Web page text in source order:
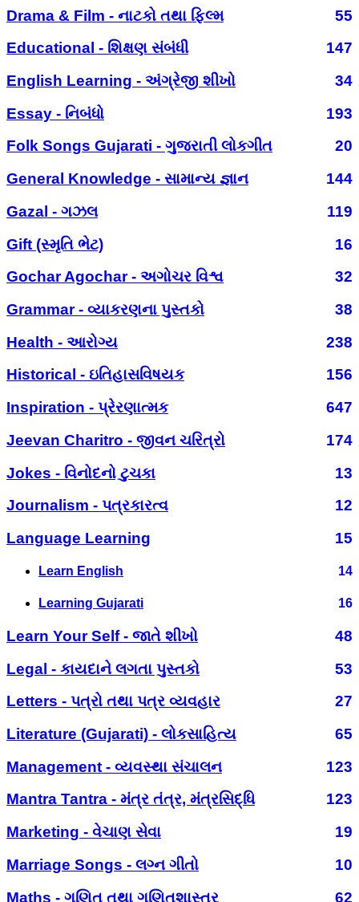
Drama & Film - નાટકો તથા ફિલ્મ
55
Educational - શિક્ષણ સંબંધી
147
English Learning - અંગ્રેજી શીખો
34
Essay - નિબંધો
193
Folk Songs Gujarati - ગુજરાતી લોકગીત
20
General Knowledge - સામાન્ય જ્ઞાન
144
Gazal - ગઝલ
119
Gift (સ્મૃતિ ભેટ)
16
Gochar Agochar - અગોચર વિશ્વ
32
Grammar - વ્યાકરણના પુસ્તકો
38
Health - આરોગ્ય
238
Historical - ઇતિહાસવિષયક
156
Inspiration - પ્રેરણાત્મક
647
Jeevan Charitro - જીવન ચરિત્રો
174
Jokes - વિનોદનો ટુચકા
13
Journalism - પત્રકારત્વ
12
Language Learning
15
Learn English 14
Learning Gujarati 16
Learn Your Self - જાતે શીખો
48
Legal - કાયદાને લગતા પુસ્તકો
53
Letters - પત્રો તથા પત્ર વ્યવહાર
27
Literature (Gujarati) - લોકસાહિત્ય
65
Management - વ્યવસ્થા સંચાલન
123
Mantra Tantra - મંત્ર તંત્ર, મંત્રસિદ્ધિ
123
Marketing - વેચાણ સેવા
19
Marriage Songs - લગ્ન ગીતો
10
Maths - ગણિત તથા ગણિતશાસ્ત્ર
62